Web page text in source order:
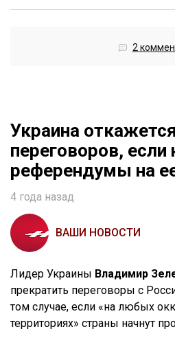
2
Украина
переговоров, если
референдумы на
4 года назад
ВАШИ НОВОСТИ
Лидер Украины Владимир
прекратить переговоры с
том случае, если «на любых
территориях» страны начнут